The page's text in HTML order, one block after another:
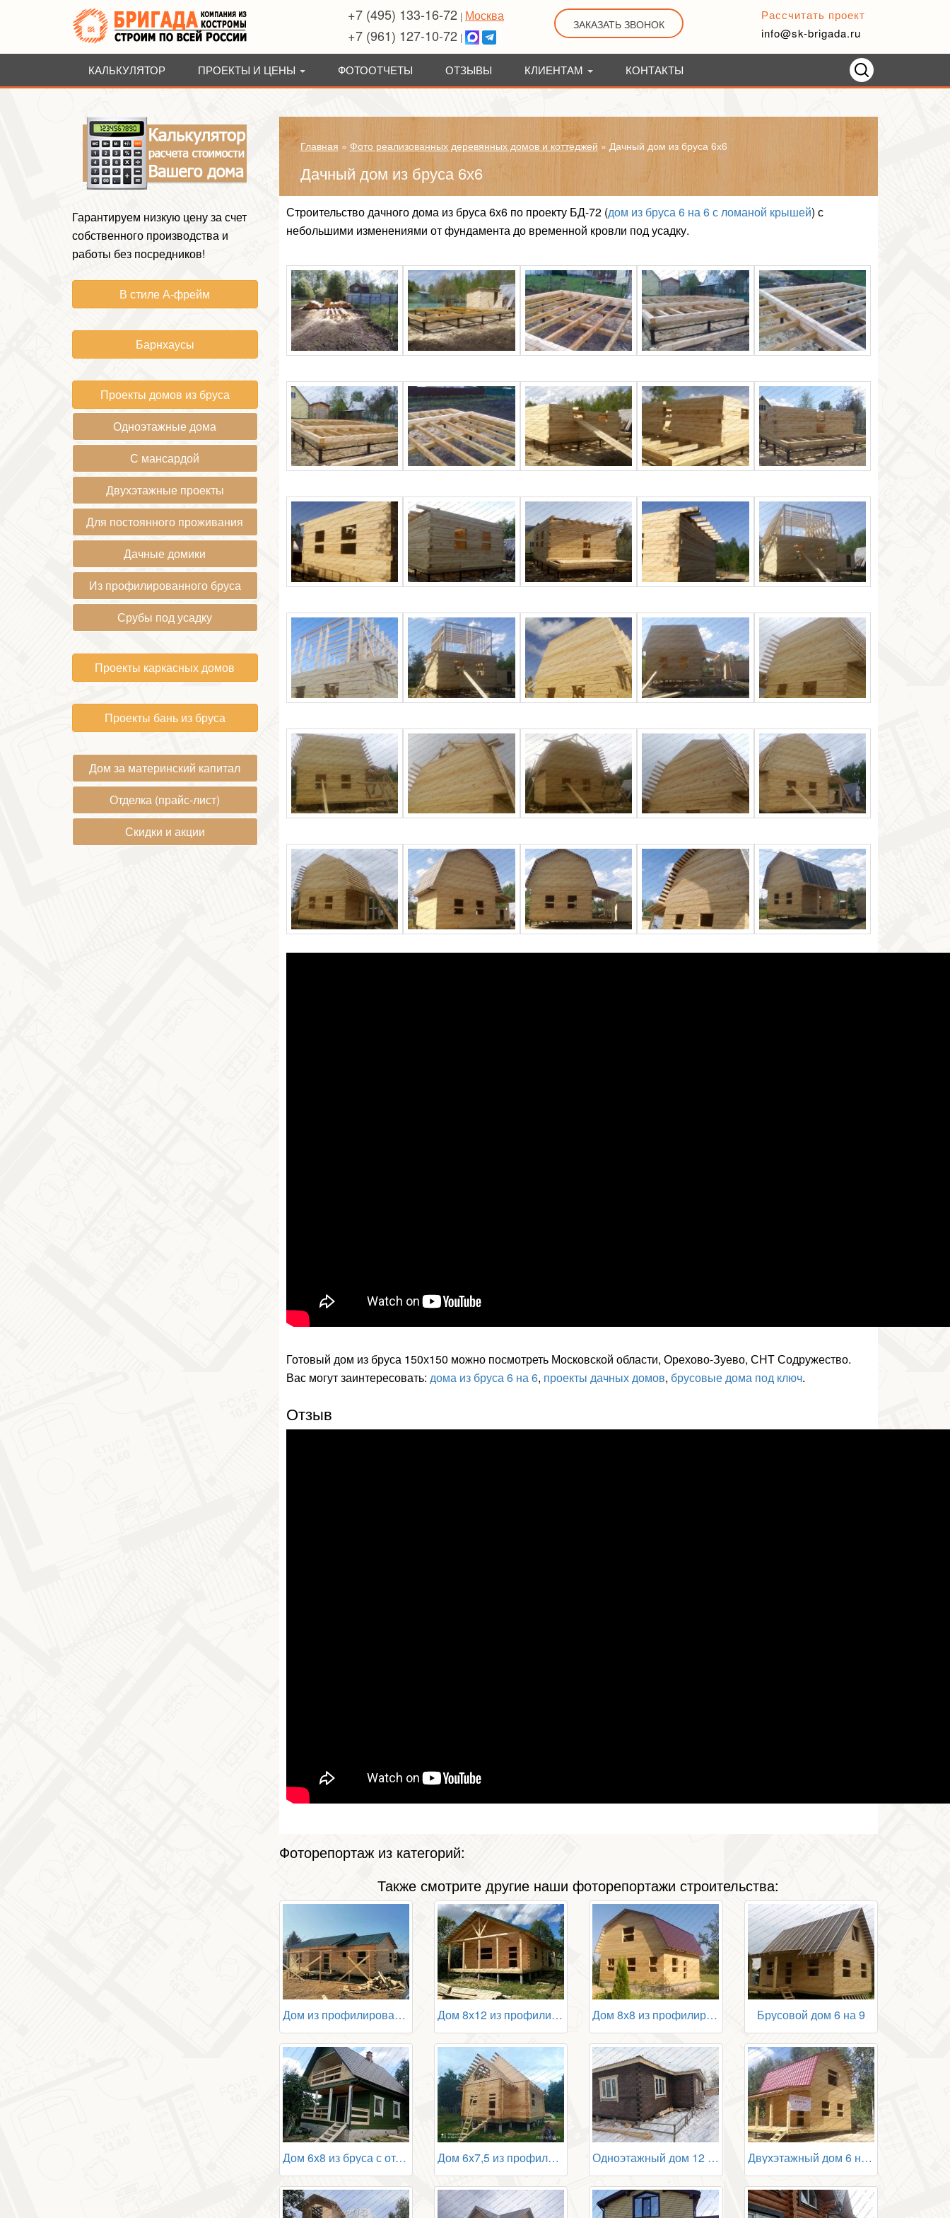
+7 (495) 133-16-72 | Москва
+7 (961) 127-10-72 |
ЗАКАЗАТЬ ЗВОНОК
Рассчитать проект
info@sk-brigada.ru
КАЛЬКУЛЯТОР ПРОЕКТЫ И ЦЕНЫ ФОТООТЧЕТЫ ОТЗЫВЫ КЛИЕНТАМ КОНТАКТЫ
Главная » Фото реализованных деревянных домов и коттеджей » Дачный дом из бруса 6х6
Дачный дом из бруса 6х6
Строительство дачного дома из бруса 6х6 по проекту БД-72 (дом из бруса 6 на 6 с ломаной крышей) с
небольшими изменениями от фундамента до временной кровли под усадку.
Готовый дом из бруса 150х150 можно посмотреть Московской области, Орехово-Зуево, СНТ Содружество.
Вас могут заинтересовать: дома из бруса 6 на 6, проекты дачных домов, брусовые дома под ключ.
Отзыв
Фоторепортаж из категорий:
Также смотрите другие наши фоторепортажи строительства:
Дом из профилированного бруса 8 на 12 Дом 8х12 из профилированного бруса Дом 8х8 из профилированного бруса Брусовой дом 6 на 9
Дом 6х8 из бруса с отделкой Дом 6х7,5 из профилированного бруса в чашу Одноэтажный дом 12 на 20 из бруса Двухэтажный дом 6 на 6 с террасой
Гарантируем низкую цену за счет
собственного производства и
работы без посредников!
В стиле А-фрейм
Барнхаусы
Проекты домов из бруса
Одноэтажные дома
С мансардой
Двухэтажные проекты
Для постоянного проживания
Дачные домики
Из профилированного бруса
Срубы под усадку
Проекты каркасных домов
Проекты бань из бруса
Дом за материнский капитал
Отделка (прайс-лист)
Скидки и акции